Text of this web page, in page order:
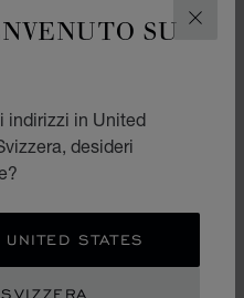
SU
indirizzi in United
desideri
STATES
FESTIVAL DI